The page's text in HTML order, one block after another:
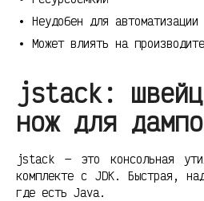
Неудобен для автоматизации
Может влиять на
jstack:
нож для
jstack — это консольная
комплекте с JDK. Быстрая,
где есть Java.